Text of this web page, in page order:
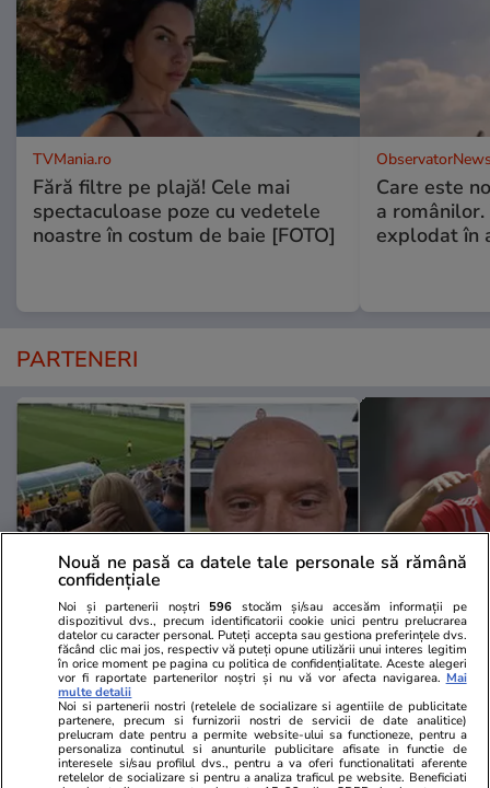
TVMania.ro
Fără filtre pe plajă! Cele mai
spectaculoase poze cu vedetele
noastre în costum de baie [FOTO]
Care este
a
explodat în
PARTENERI
GSP.ro
Florin Prunea, dizgrațios pe
stadion, ca delegat UEFA: „Vă
arăt ceva frumos. E ce trebuie,
fratello?”
GSP.ro
Laszlo
în cazul lui
curios că
acum”
Nouă ne pasă ca datele tale personale să rămână
confidențiale
Noi și partenerii noștri 596 stocăm și/sau accesăm informații pe
dispozitivul dvs., precum identificatorii cookie unici pentru prelucrarea
datelor cu caracter personal. Puteți accepta sau gestiona preferințele dvs.
făcând clic mai jos, respectiv vă puteți opune utilizării unui interes legitim
în orice moment pe pagina cu politica de confidențialitate. Aceste alegeri
vor fi raportate partenerilor noștri și nu vă vor afecta navigarea. Mai
multe detalii
Noi si partenerii nostri (retelele de socializare si agentiile de publicitate
partenere, precum si furnizorii nostri de servicii de date analitice)
prelucram date pentru a permite website-ului sa functioneze, pentru a
personaliza continutul si anunturile publicitare afisate in functie de
interesele si/sau profilul dvs., pentru a va oferi functionalitati aferente
retelelor de socializare si pentru a analiza traficul pe website. Beneficiati